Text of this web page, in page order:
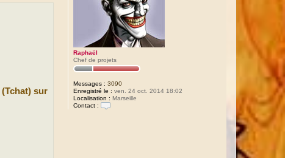
Raphaël
Chef de projets
Messages : 3090
Enregistré le : ven. 24 oct. 2014 18:02
Localisation : Marseille
Contact :
sur